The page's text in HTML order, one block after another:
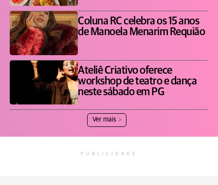
Coluna RC celebra os 15 anos
de Manoela Menarim Requião
Ateliê Criativo oferece
workshop de teatro e dança
neste sábado em PG
Ver mais
PUBLICIDADE